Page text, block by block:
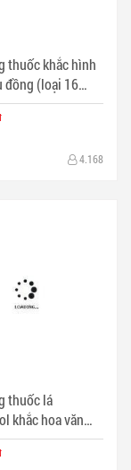
thuốc khắc hình
(loại 16
- Mã SP: BL09215
4.168
thuốc lá
khắc hoa văn
) - Mã SP: